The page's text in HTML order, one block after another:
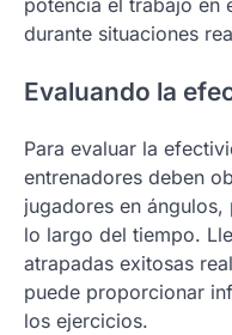
durante situaciones
Evaluando la
Para evaluar la
entrenadores deben
jugadores en
lo largo del tiempo.
atrapadas exitosas
puede proporcionar
los ejercicios.